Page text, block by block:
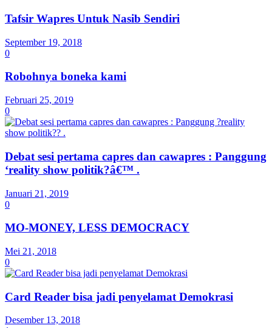
Tafsir Wapres Untuk Nasib Sendiri
September 19, 2018
0
Robohnya boneka kami
Februari 25, 2019
0
Debat sesi pertama capres dan cawapres : Panggung
‘reality show politik?â€™ .
Januari 21, 2019
0
MO-MONEY, LESS DEMOCRACY
Mei 21, 2018
0
Card Reader bisa jadi penyelamat Demokrasi
Desember 13, 2018